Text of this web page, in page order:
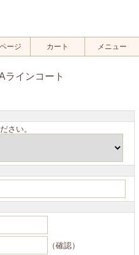
ージ カート メニュー
ラインコート
さい。
（確認）